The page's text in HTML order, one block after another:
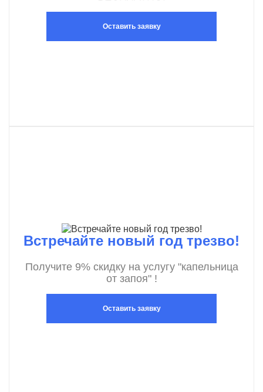
Оставить заявку
Встречайте новый год трезво!
Получите 9% скидку на услугу "капельница
от запоя" !
Оставить заявку